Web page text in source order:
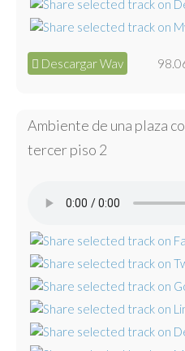
Descargar Wav
Ambiente de una plaza
tercer piso 2